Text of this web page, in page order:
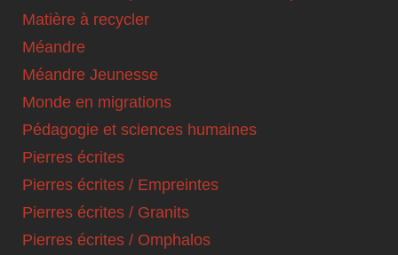
Matière à recycler
Méandre
Méandre Jeunesse
Monde en migrations
Pédagogie et sciences humaines
Pierres écrites
Pierres écrites / Empreintes
Pierres écrites / Granits
Pierres écrites / Omphalos